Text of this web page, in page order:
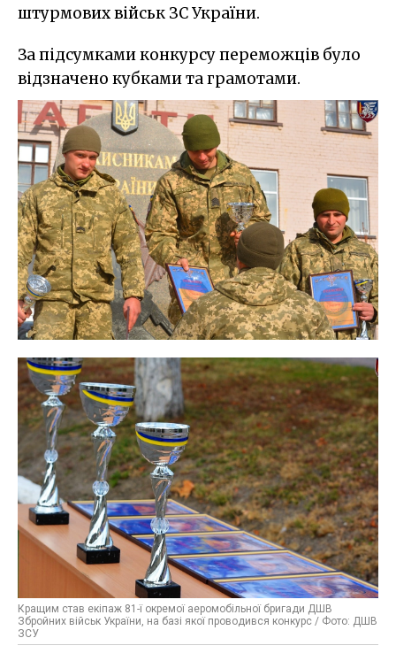
штурмових військ ЗС України.
За підсумками конкурсу переможців було
відзначено кубками та грамотами.
Кращим став екіпаж 81-ї окремої аеромобільної бригади ДШВ
Збройних військ України, на базі якої проводився конкурс / Фото: ДШВ
ЗСУ